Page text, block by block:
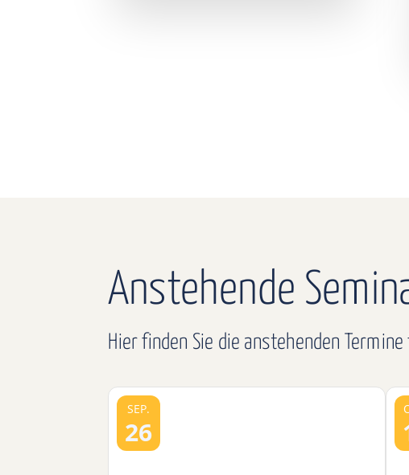
Anstehende
Hier finden Sie die anstehenden
SEP.
26